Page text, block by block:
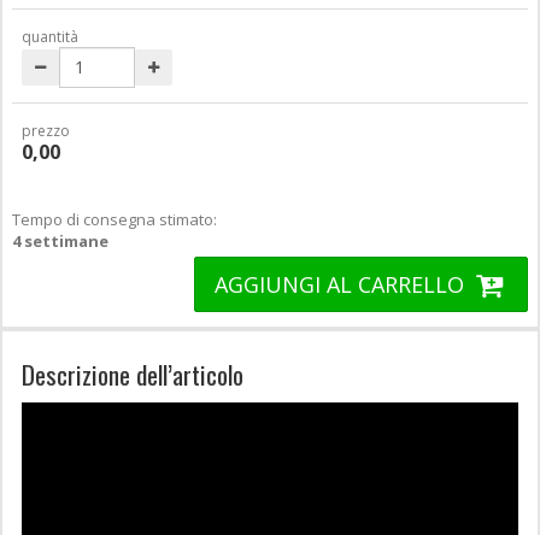
quantità
prezzo
0,00
Tempo di consegna stimato:
4 settimane
AGGIUNGI AL CARRELLO
Descrizione dell’articolo